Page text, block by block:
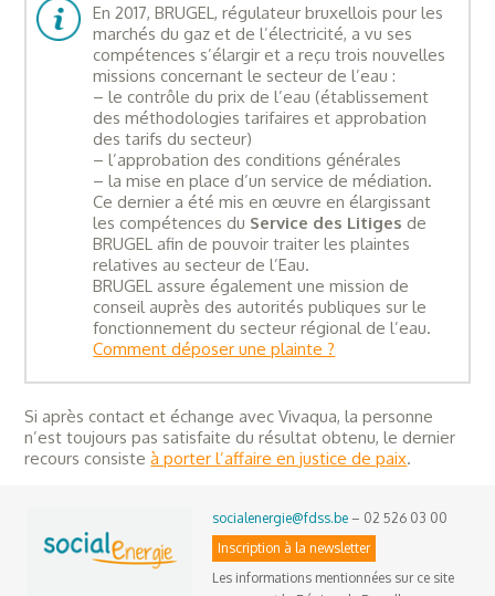
En 2017, BRUGEL, régulateur bruxellois pour les
marchés du gaz et de l’électricité, a vu ses
compétences s’élargir et a reçu trois nouvelles
missions concernant le secteur de l’eau :
– le contrôle du prix de l’eau (établissement
des méthodologies tarifaires et approbation
des tarifs du secteur)
– l’approbation des conditions générales
– la mise en place d’un service de médiation.
Ce dernier a été mis en œuvre en élargissant
les compétences du Service des Litiges de
BRUGEL afin de pouvoir traiter les plaintes
relatives au secteur de l’Eau.
BRUGEL assure également une mission de
conseil auprès des autorités publiques sur le
fonctionnement du secteur régional de l’eau.
Comment déposer une plainte ?
Si après contact et échange avec Vivaqua, la personne
n’est toujours pas satisfaite du résultat obtenu, le dernier
recours consisteà porter l’affaire en justice de paix.
socialenergie@fdss.be – 02 526 03 00
Inscription à la newsletter
Les informations mentionnées sur ce site